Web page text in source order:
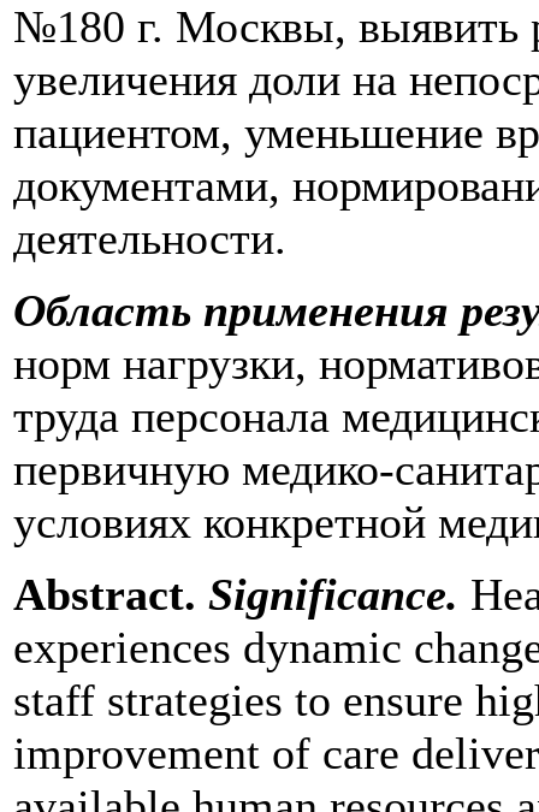
№180 г. Москвы, выявить
увеличения доли на
пациентом, уменьшение
документами,
деятельности.
Область применения
норм нагрузки,
труда персонала
первичную медико-
условиях конкретной
Abstract. Significance.
experiences dynamic
staff strategies to ensure
improvement of care